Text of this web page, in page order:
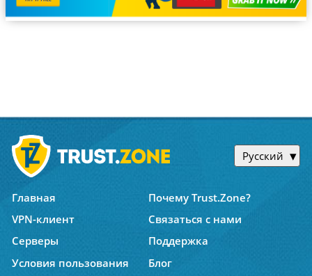
Русский
Главная
Почему Trust.Zone?
VPN-клиент
Связаться с нами
Серверы
Поддержка
Условия пользования
Блог